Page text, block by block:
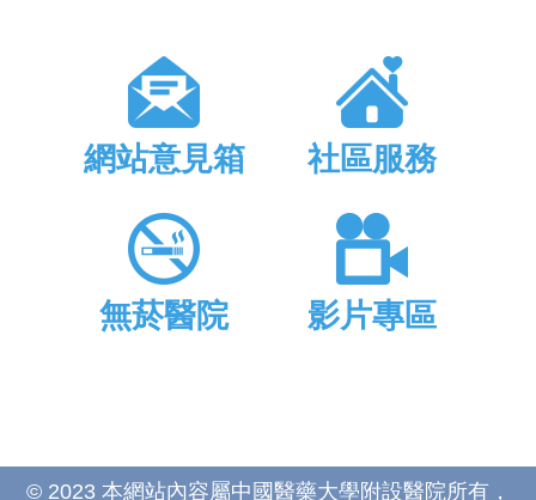
網站意見箱 社區服務
無菸醫院 影片專區
© 2023 本網站內容屬中國醫藥大學附設醫院所有，